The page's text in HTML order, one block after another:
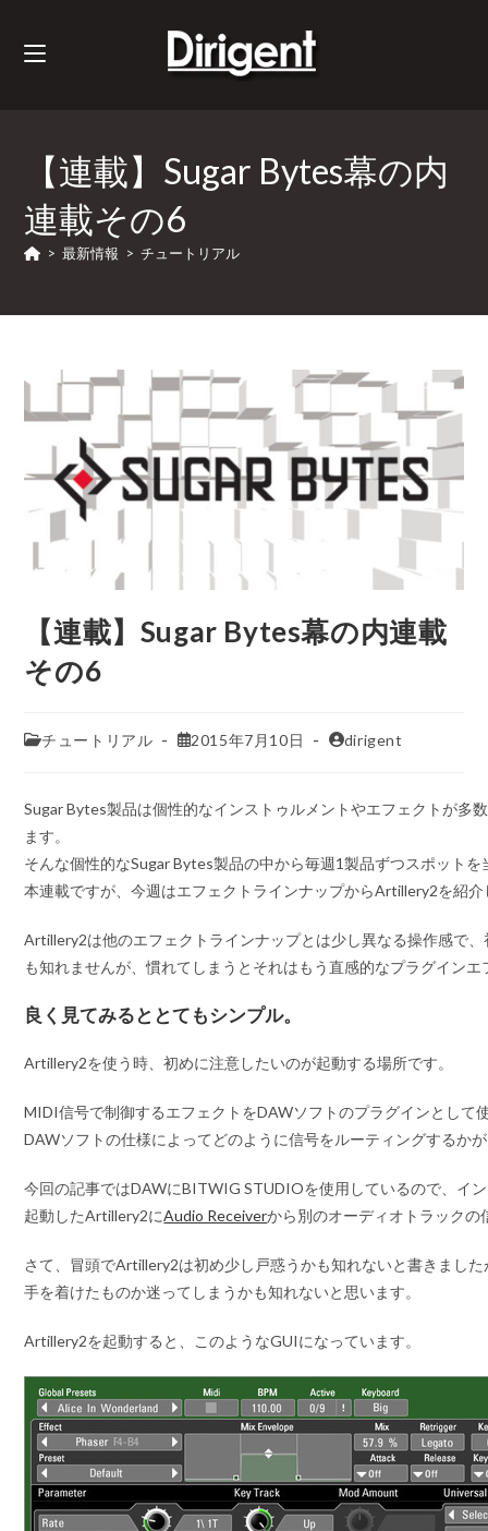
【連載】Sugar Bytes幕の内
連載その6
> 最新情報 > チュートリアル
【連載】Sugar Bytes幕の内連載
その6
チュートリアル 2015年7月10日 dirigent
Sugar Bytes製品は個性的なインストゥルメントやエフェクトが多
ます。
そんな個性的なSugar Bytes製品の中から毎週1製品ずつスポット
本連載ですが、今週はエフェクトラインナップからArtillery2を紹介
Artillery2は他のエフェクトラインナップとは少し異なる操作感で
も知れませんが、慣れてしまうとそれはもう直感的なプラグインエ
良く見てみるととてもシンプル。
Artillery2を使う時、初めに注意したいのが起動する場所です。
MIDI信号で制御するエフェクトをDAWソフトのプラグインとして
DAWソフトの仕様によってどのように信号をルーティングするか
今回の記事ではDAWにBITWIG STUDIOを使用しているので、イ
起動したArtillery2にAudio Receiverから別のオーディオトラックの
さて、冒頭でArtillery2は初め少し戸惑うかも知れないと書きまし
手を着けたものか迷ってしまうかも知れないと思います。
Artillery2を起動すると、このようなGUIになっています。